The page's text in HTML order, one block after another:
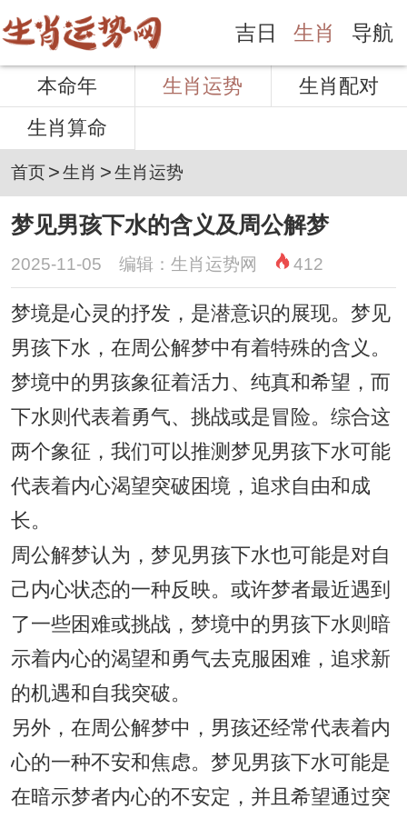
吉日 生肖 导航
本命年 生肖运势
生肖配对
生肖算命
首页>生肖 >生肖运势
梦见男孩下水的含义及周公解梦
2025-11-05 编辑：生肖运势网 412
梦境是心灵的抒发，是潜意识的展现。梦见
男孩下水，在周公解梦中有着特殊的含义。
梦境中的男孩象征着活力、纯真和希望，而
下水则代表着勇气、挑战或是冒险。综合这
两个象征，我们可以推测梦见男孩下水可能
代表着内心渴望突破困境，追求自由和成
长。
周公解梦认为，梦见男孩下水也可能是对自
己内心状态的一种反映。或许梦者最近遇到
了一些困难或挑战，梦境中的男孩下水则暗
示着内心的渴望和勇气去克服困难，追求新
的机遇和自我突破。
另外，在周公解梦中，男孩还经常代表着内
心的一种不安和焦虑。梦见男孩下水可能是
在暗示梦者内心的不安定，并且希望通过突